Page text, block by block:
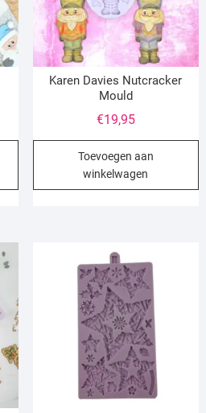
Karen Davies Nutcracker
Mould
€19,95
Toevoegen aan
winkelwagen